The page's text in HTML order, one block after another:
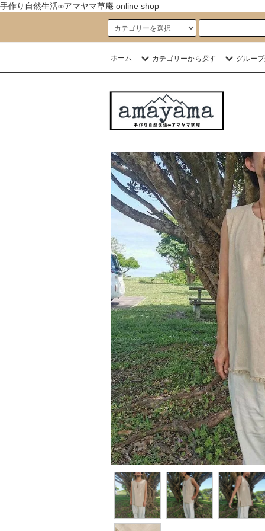
手作り自然生活∞アマヤマ草庵 online shop
ホーム カテゴリーから探す グルー